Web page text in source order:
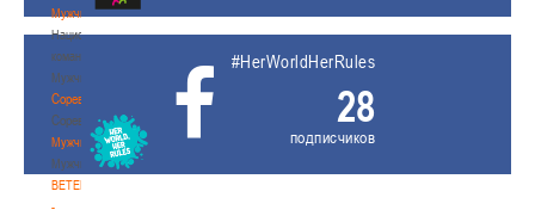
Мужчины
Национальная
команда.
Мужчины
Соревнования
Соревнования
Мужчины
Мужчины
BETERA
-
#HerWorldHerRules
28
подписчиков